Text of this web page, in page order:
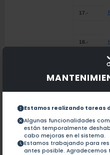
Estamos realizando tareas
Algunas funcionalidades
están temporalmente
cabo mejoras en el sistema.
Estamos trabajando para
antes posible. Agradecemos
17.-
18.-
21.-